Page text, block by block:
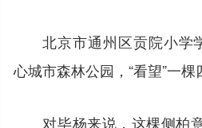
北京市通州区贡院小学
心城市森林公园，“看望”一棵
对毕杨来说，这棵侧柏